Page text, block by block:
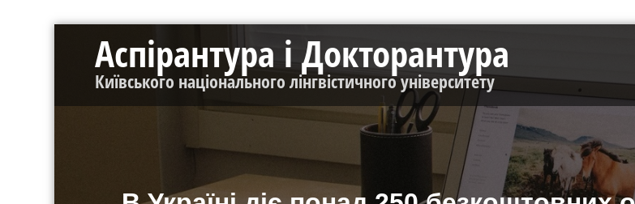
контентуАспірантура і Докторантура
Київського національного лінгвістичного університету